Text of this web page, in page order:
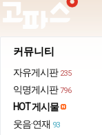
커뮤니티
자유게시판 235
익명게시판 796
HOT 게시물
웃음·연재 93